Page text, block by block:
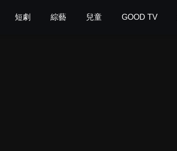
短劇 綜藝 兒童 GOOD TV